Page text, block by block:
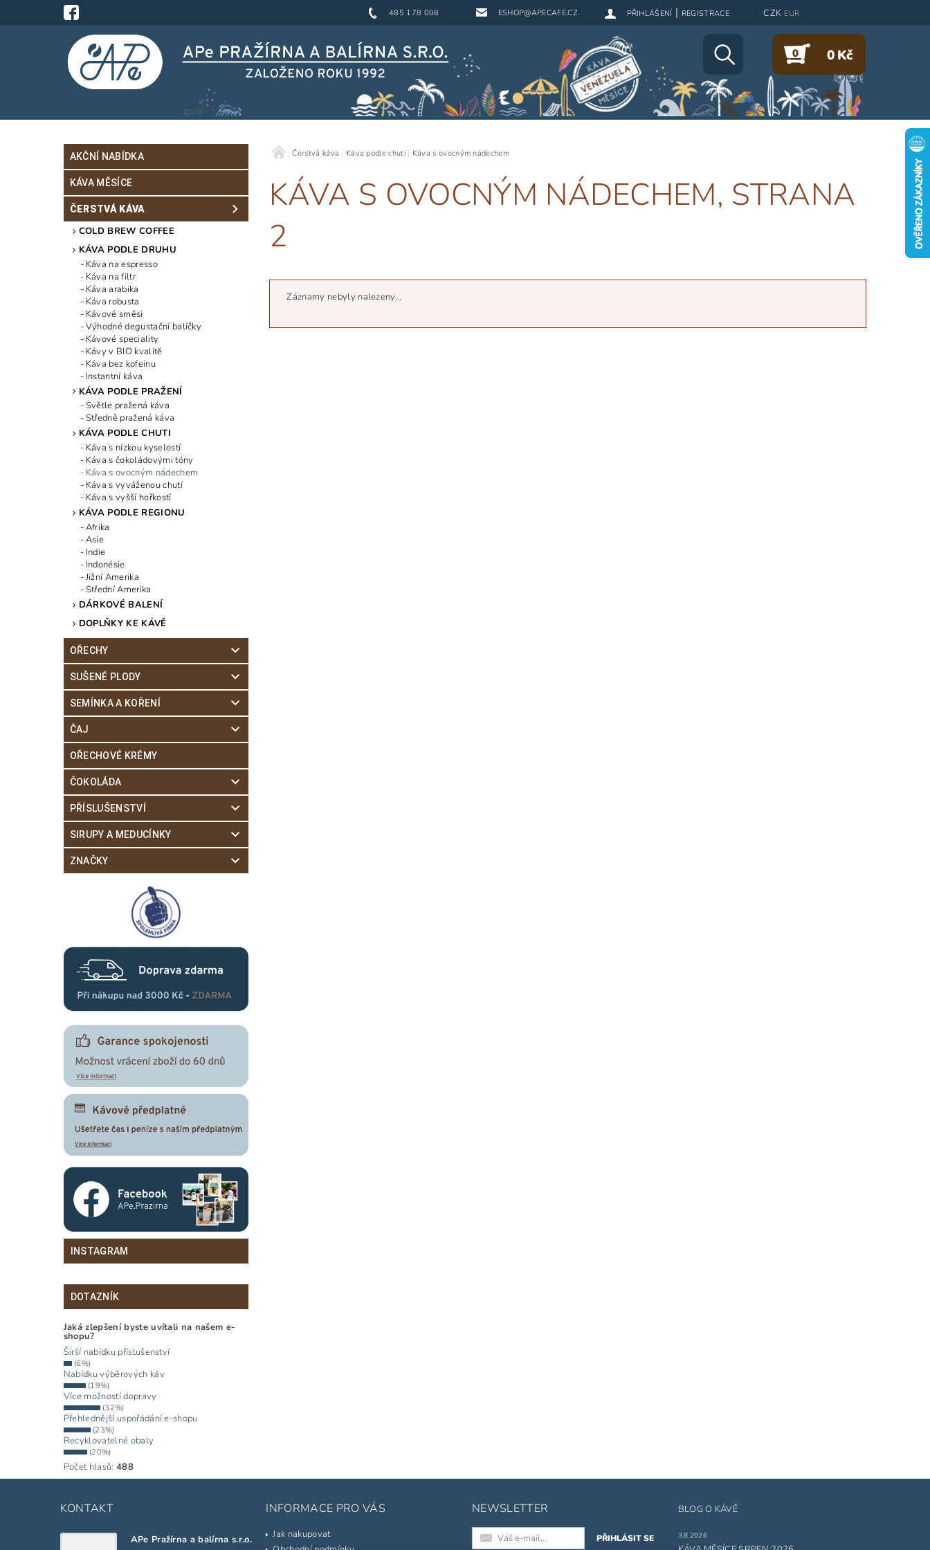
485 178 008 ESHOP@APECAFE.CZ CZK EUR
PŘIHLÁŠENÍ | REGISTRACE
0 0 Kč
AKČNÍ NABÍDKA
KÁVA MĚSÍCE
ČERSTVÁ KÁVA
COLD BREW COFFEE
KÁVA PODLE DRUHU
Káva na espresso
Káva na filtr
Káva arabika
Káva robusta
Kávové směsi
Výhodné degustační balíčky
Kávové speciality
Kávy v BIO kvalitě
Káva bez kofeinu
Instantní káva
KÁVA PODLE PRAŽENÍ
Světle pražená káva
Středně pražená káva
KÁVA PODLE CHUTI
Káva s nízkou kyselostí
Káva s čokoládovými tóny
Káva s ovocným nádechem
Káva s vyváženou chutí
Káva s vyšší hořkostí
KÁVA PODLE REGIONU
Afrika
Asie
Indie
Indonésie
Jižní Amerika
Střední Amerika
DÁRKOVÉ BALENÍ
DOPLŇKY KE KÁVĚ
OŘECHY
SUŠENÉ PLODY
SEMÍNKA A KOŘENÍ
ČAJ
OŘECHOVÉ KRÉMY
ČOKOLÁDA
PŘÍSLUŠENSTVÍ
SIRUPY A MEDUCÍNKY
ZNAČKY
INSTAGRAM
DOTAZNÍK
Jaká zlepšení byste uvítali na našem e-
shopu?
Širší nabídku příslušenství
(6%)
Nabídku výběrových káv
(19%)
Více možností dopravy
(32%)
Přehlednější uspořádání e-shopu
(23%)
Recyklovatelné obaly
(20%)
Počet hlasů: 488
Čerstvá káva Káva podle chuti Káva s ovocným nádechem
KÁVA S OVOCNÝM NÁDECHEM, STRANA
2
Záznamy nebyly nalezeny...
KONTAKT
APe Pražírna a balírna s.r.o.
INFORMACE PRO VÁS
Jak nakupovat
NEWSLETTER BLOG O KÁVĚ
3.8.2026